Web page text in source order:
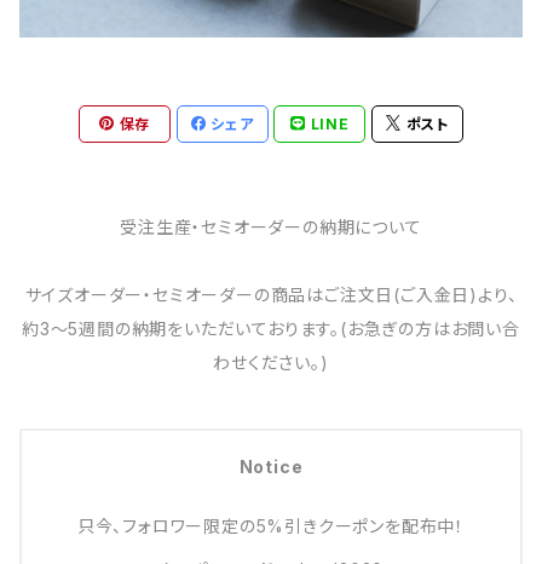
保存 シェア LINE ポスト
受注生産・セミオーダーの納期について
サイズオーダー・セミオーダーの商品はご注文日(ご入金日)より、
約3～5週間の納期をいただいております。(お急ぎの方はお問い合
わせください。)
Notice
只今、フォロワー限定の5%引きクーポンを配布中！